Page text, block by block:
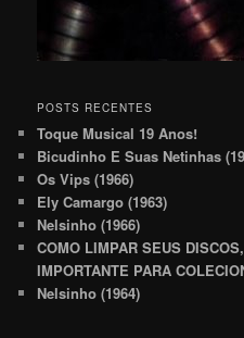
POSTS RECENTES
Toque Musical 19 Anos!
Bicudinho E Suas Netinhas
Os Vips (1966)
Ely Camargo (1963)
Nelsinho (1966)
COMO LIMPAR SEUS
IMPORTANTE PARA
Nelsinho (1964)